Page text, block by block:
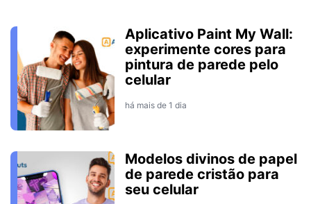
Aplicativo Paint My Wall:
experimente cores para
pintura de parede pelo
celular
há mais de 1 dia
Modelos divinos de papel
de parede cristão para
seu celular